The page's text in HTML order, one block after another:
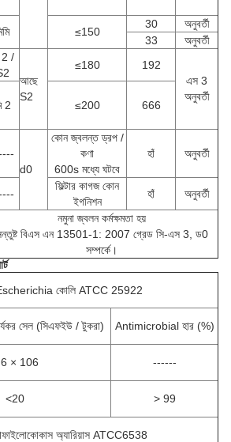
≤150
30
অনুবর্তী
33
অনুবর্তী
2 /
আছে
S2
≤180
192
এস 3
অনুবর্তী
2 ≤200 666
d0
কোন জ্বলন্ত ড্রপ /
কণা
600s মধ্যে ঘটবে
হাঁ অনুবর্তী
ফিল্টার কাগজ কোন
ইগনিশন
হাঁ অনুবর্তী
নমুনা জ্বলন কর্মক্ষমতা হয়
বিএস এন 13501-1: 2007 গ্রেড সি-এস 3, ড0
সম্পর্কে।
কোলি ATCC 25922
সেল (সিএফইউ / টুকরা) Antimicrobial হার (%)
× 106 ------
<20 > 99
অ্যারিয়াস ATCC6538